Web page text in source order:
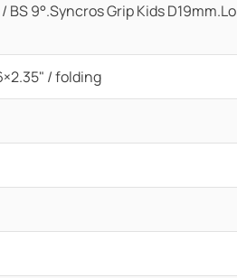
BS 9°.Syncros Grip Kids D19mm.Lo
/ folding